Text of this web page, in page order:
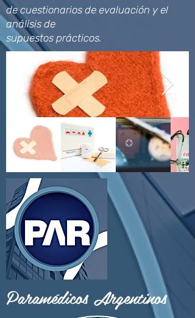
de cuestionarios de evaluación y el
análisis de
supuestos prácticos.
Paramédicos Argentinos